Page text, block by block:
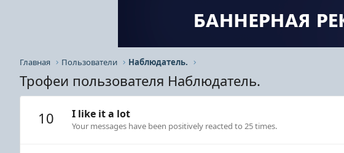
Главная Пользователи Наблюдатель.
Трофеи пользователя Наблюдатель.
10 I like it a lot
Your messages have been positively reacted to 25 times.